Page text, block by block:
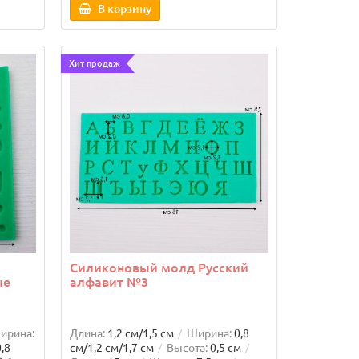
11136
Высота:1,6 см
Ширина:14,3 см
Страна произв.:
силикон
608 руб. 599 руб.
Арт: 11152
В корзину
В корзину
Хит продаж
Силиконовый молд Русский
алфавит №3
Длина: 1,2 см/1,5 см Ширина:0,8
см/1,2 см/1,7 см
Высота:0,5 см